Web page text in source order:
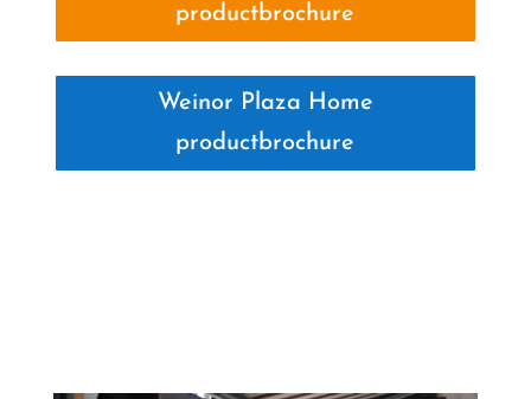
productbrochure
Weinor Plaza Home
productbrochure